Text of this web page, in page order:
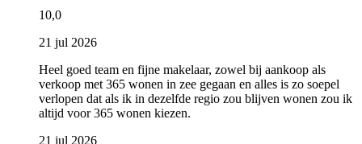
10,0
21 jul 2026
Heel goed team en fijne makelaar, zowel bij aankoop als
verkoop met 365 wonen in zee gegaan en alles is zo soepel
verlopen dat als ik in dezelfde regio zou blijven wonen zou ik
altijd voor 365 wonen kiezen.
21 jul 2026